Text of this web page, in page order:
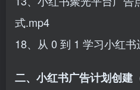
式.mp4
18、从 0 到 1 学习小红
二、小红书广告计划创建